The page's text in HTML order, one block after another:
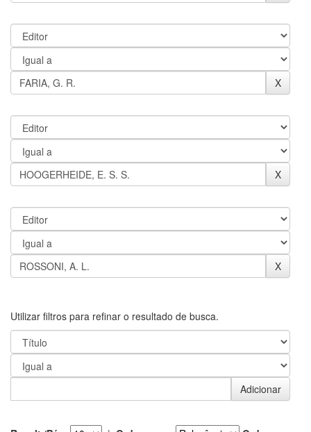
Utilizar filtros para refinar o resultado de busca.